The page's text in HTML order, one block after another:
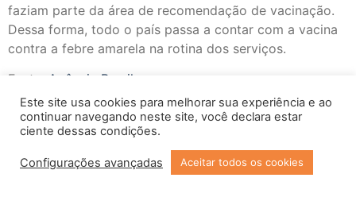
faziam parte da área de recomendação de vacinação.
Dessa forma, todo o país passa a contar com a vacina
contra a febre amarela na rotina dos serviços.
Fonte:
Agência Brasil
Fotografia: Tomaz Silva/Agência Brasil
Com a tagblog noctafebre amarela
vacina febre amarela
Copyright © 2023 Todos os Direitos Reservados
Este site usa cookies para melhorar sua experiência e ao
continuar navegando neste site, você declara estar
ciente dessas condições.
Configurações avançadas Aceitar todos os cookies